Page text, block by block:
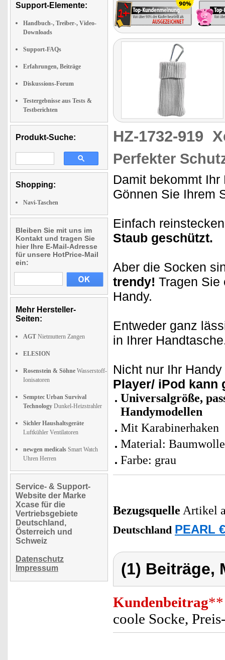
Support-Elemente:
Handbuch-, Treiber-, Video-
Downloads
Support-FAQs
Erfahrungen, Beiträge
Diskussions-Forum
Testergebnisse aus Tests &
Testberichten
Produkt-Suche:
Shopping:
Navi-Taschen
Bleiben Sie mit uns im
Kontakt und tragen Sie
hier Ihre E-Mail-Adresse
für unsere HotPrice-Mail
ein:
Mehr Hersteller-
Seiten:
AGT Nietmuttern Zangen
ELESION
Rosenstein & Söhne Wasserstoff-
Ionisatoren
Semptec Urban Survival
Technology Dunkel-Heizstrahler
Sichler Haushaltsgeräte
Luftkühler Ventilatoren
newgen medicals Smart Watch
Uhren Herren
Service- & Support-
Website der Marke
Xcase für die
Vertriebsgebiete
Deutschland,
Österreich und
Schweiz
Datenschutz
Impressum
HZ-1732-919
Perfekter
Damit bekommt
Gönnen Sie Ihrem
Einfach
Staub geschützt.
Aber die Socken
trendy! Tragen Sie
Handy.
Entweder ganz
in Ihrer
Nicht nur Ihr
Player/ iPod kann
Universalgröße,
Handymodellen
Mit Karabinerhaken
Material: Baumwolle
Farbe: grau
Bezugsquelle Artikel
Deutschland PEARL
(1) Beiträge,
Kundenbeitrag**
coole Socke,